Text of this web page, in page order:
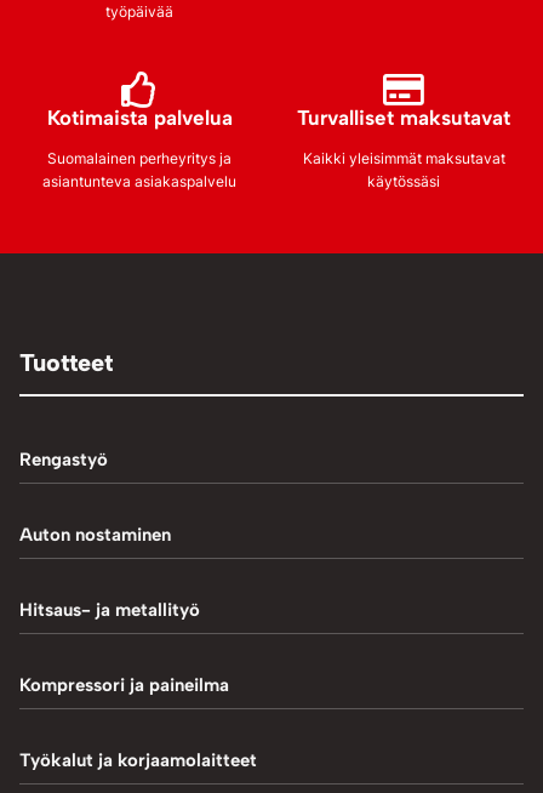
työpäivää
Kotimaista palvelua
Suomalainen perheyritys ja
asiantunteva asiakaspalvelu
Turvalliset maksutavat
Kaikki yleisimmät maksutavat
käytössäsi
Tuotteet
Rengastyö
Palteennostin
Rengastarvikkeet/työkalut
Rengasventtiilit
Auton nostaminen
1-Pilarinostimet
4-Pilarinostimet
Saksinostimet ja Matalanostimet
Hitsaus- ja metallityö
Hitsaustarvikkeet
Metallityö
Kompressori ja paineilma
Hiekkapuhallus
Työkalut ja korjaamolaitteet